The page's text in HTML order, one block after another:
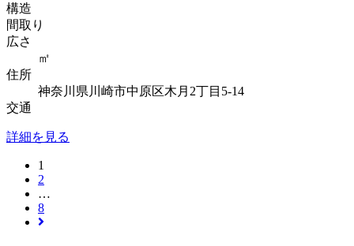
構造
間取り
広さ
㎡
住所
神奈川県川崎市中原区木月2丁目5-14
交通
詳細を見る
1
2
…
8